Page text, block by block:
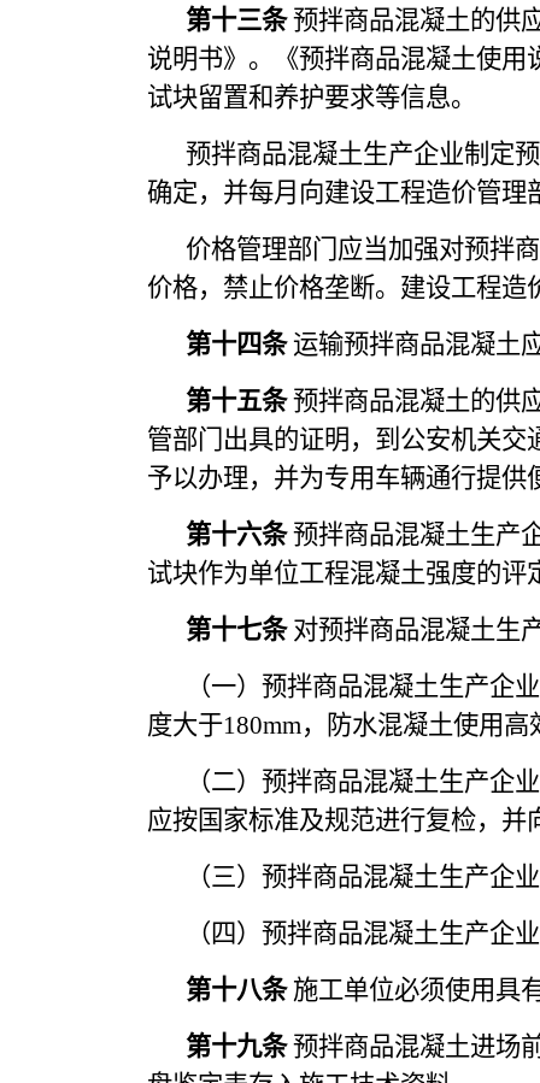
第十三条预拌商品混凝土的供
说明书》。《预拌商品混凝土使
试块留置和养护要求等信息。
预拌商品混凝土生产企业制定
确定，并每月向建设工程造价管理
价格管理部门应当加强对预拌
价格，禁止价格垄断。建设工程
第十四条运输预拌商品混凝土
第十五条预拌商品混凝土的供
管部门出具的证明，到公安机关
予以办理，并为专用车辆通行提供
第十六条预拌商品混凝土生产
试块作为单位工程混凝土强度的
第十七条对预拌商品混凝土生
（一）预拌商品混凝土生产企
度大于180mm，防水混凝土使用
（二）预拌商品混凝土生产企
应按国家标准及规范进行复检，
（三）预拌商品混凝土生产企
（四）预拌商品混凝土生产企
第十八条施工单位必须使用具
第十九条预拌商品混凝土进场